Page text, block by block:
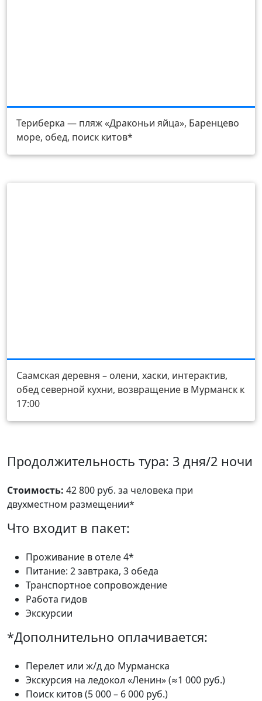
Териберка — пляж «Драконьи яйца», Баренцево
море, обед, поиск китов*
Саамская деревня – олени, хаски, интерактив,
обед северной кухни, возвращение в Мурманск к
17:00
Продолжительность тура: 3 дня/2 ночи
Стоимость: 42 800 руб. за человека при
двухместном размещении*
Что входит в пакет:
Проживание в отеле 4*
Питание: 2 завтрака, 3 обеда
Транспортное сопровождение
Работа гидов
Экскурсии
*Дополнительно оплачивается:
Перелет или ж/д до Мурманска
Экскурсия на ледокол «Ленин» (≈1 000 руб.)
Поиск китов (5 000 – 6 000 руб.)